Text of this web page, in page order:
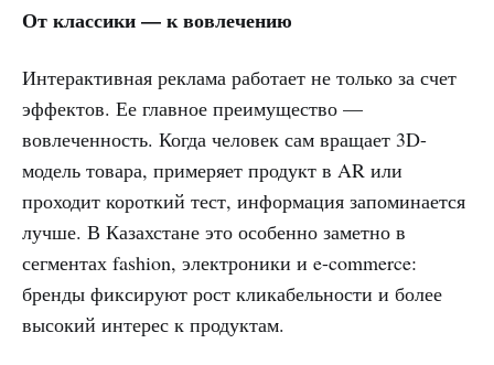
От классики — к вовлечению
Интерактивная реклама работает не только за счет
эффектов. Ее главное преимущество —
вовлеченность. Когда человек сам вращает 3D-
модель товара, примеряет продукт в AR или
проходит короткий тест, информация запоминается
лучше. В Казахстане это особенно заметно в
сегментах fashion, электроники и e-commerce:
бренды фиксируют рост кликабельности и более
высокий интерес к продуктам.